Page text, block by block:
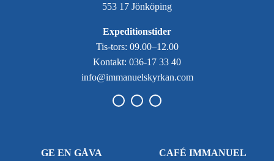
553 17 Jönköping
Expeditionstider
Tis-tors: 09.00–12.00
Kontakt: 036-17 33 40
info@immanuelskyrkan.com
GE EN GÅVA CAFÉ IMMANUEL